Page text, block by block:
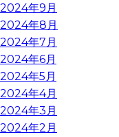
2024年9月
2024年8月
2024年7月
2024年6月
2024年5月
2024年4月
2024年3月
2024年2月